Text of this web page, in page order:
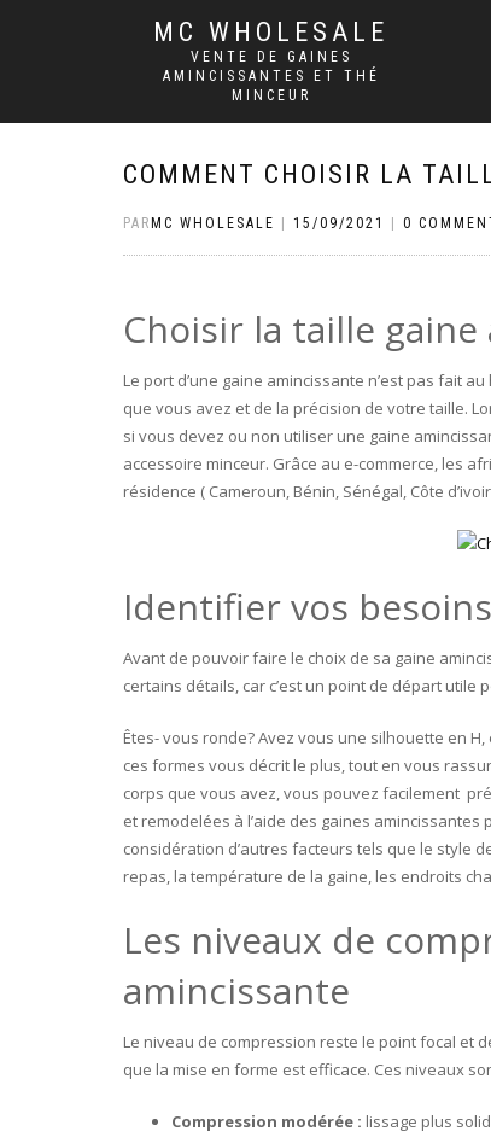
MC WHOLESALE
VENTE DE GAINES
AMINCISSANTES ET THÉ
MINCEUR
COMMENT CHOISIR LA
PAR MC WHOLESALE 15/09/2021 0
Choisir la taille
Le port d’une gaine amincissante n’est pas fait
que vous avez et de la précision de votre taille.
si vous devez ou non utiliser une gaine
accessoire minceur. Grâce au e-commerce, les
résidence ( Cameroun, Bénin, Sénégal, Côte
Identifier vos besoins
Avant de pouvoir faire le choix de sa gaine
certains détails, car c’est un point de départ utile
Êtes- vous ronde? Avez vous une silhouette en
ces formes vous décrit le plus, tout en vous
corps que vous avez, vous pouvez facilement
et remodelées à l’aide des gaines
considération d’autres facteurs tels que le style
repas, la température de la gaine, les endroits
Les niveaux de
amincissante
Le niveau de compression reste le point focal et
que la mise en forme est efficace. Ces niveaux
Compression modérée : lissage plus